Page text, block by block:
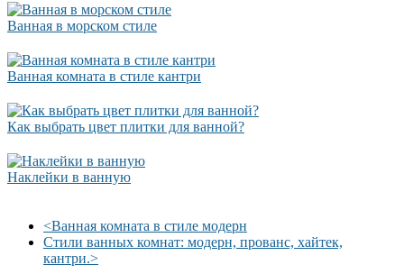
Ванная в морском стиле
Ванная комната в стиле кантри
Как выбрать цвет плитки для ванной?
Наклейки в ванную
<Ванная комната в стиле модерн
Стили ванных комнат: модерн, прованс, хайтек,
кантри.>